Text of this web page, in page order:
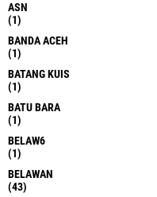
ASN
(1)
BANDA ACEH
(1)
BATANG KUIS
(1)
BATU BARA
(1)
BELAW6
(1)
BELAWAN
(43)